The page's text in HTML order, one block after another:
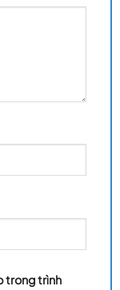
trong trình